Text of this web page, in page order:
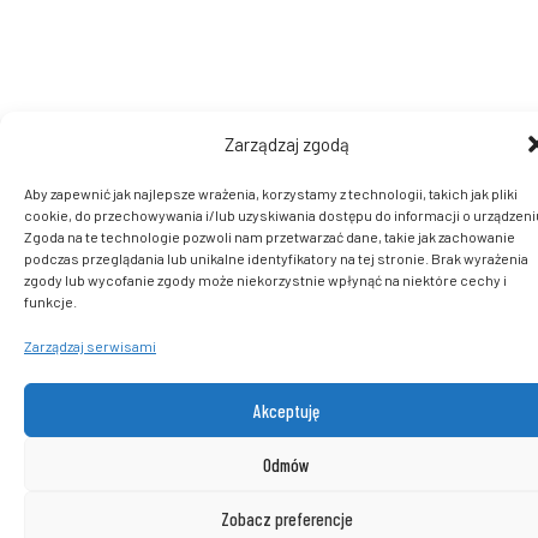
Zarządzaj zgodą
Aby zapewnić jak najlepsze wrażenia, korzystamy z technologii, takich jak pliki
cookie, do przechowywania i/lub uzyskiwania dostępu do informacji o
Zgoda na te technologie pozwoli nam przetwarzać dane, takie jak zachowanie
podczas przeglądania lub unikalne identyfikatory na tej stronie. Brak wyrażenia
zgody lub wycofanie zgody może niekorzystnie wpłynąć na niektóre cechy i
funkcje.
Zarządzaj serwisami
Akceptuję
Odmów
Zobacz preferencje